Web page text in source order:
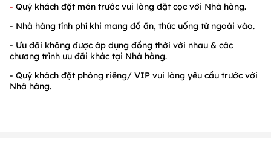
- Quý khách đặt món trước vui lòng đặt cọc với Nhà hàng.
- Nhà hàng tính phí khi mang đồ ăn, thức uống từ ngoài vào.
- Ưu đãi không được áp dụng đồng thời với nhau & các
chương trình ưu đãi khác tại Nhà hàng.
- Quý khách đặt phòng riêng/ VIP vui lòng yêu cầu trước với
Nhà hàng.